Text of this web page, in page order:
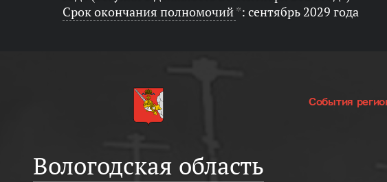
Срок окончания полномочий*: сентябрь 2029 года
События
Вологодская область